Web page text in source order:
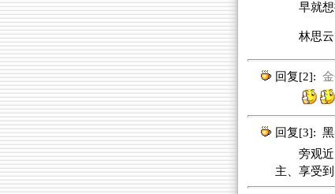
早就想把
林思
回复[2]:
回复[3]:
旁观近日
主、享受到